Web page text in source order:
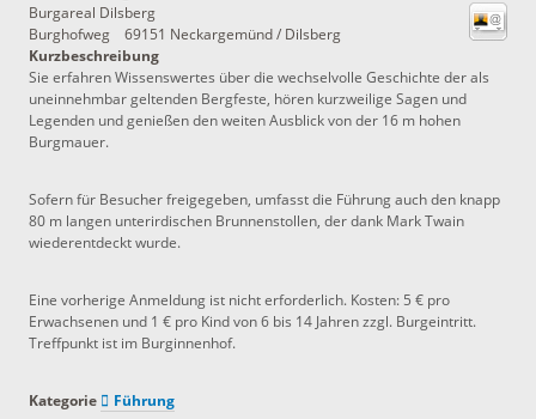
Burgareal Dilsberg
Burghofweg
69151 Neckargemünd / Dilsberg
Kurzbeschreibung
Sie erfahren Wissenswertes über die wechselvolle Geschichte der als
uneinnehmbar geltenden Bergfeste, hören kurzweilige Sagen und
Legenden und genießen den weiten Ausblick von der 16 m hohen
Burgmauer.
Sofern für Besucher freigegeben, umfasst die Führung auch den knapp
80 m langen unterirdischen Brunnenstollen, der dank Mark Twain
wiederentdeckt wurde.
Eine vorherige Anmeldung ist nicht erforderlich. Kosten: 5 € pro
Erwachsenen und 1 € pro Kind von 6 bis 14 Jahren zzgl. Burgeintritt.
Treffpunkt ist im Burginnenhof.
Kategorie Führung